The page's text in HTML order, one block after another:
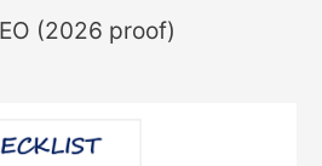
(2026 proof)